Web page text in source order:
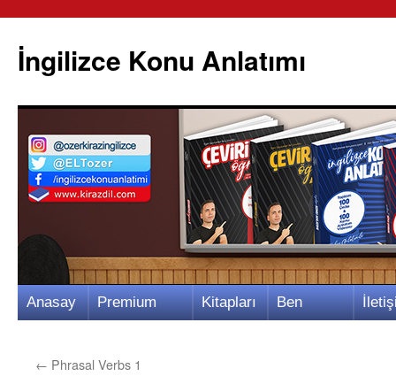
İngilizce Konu Anlatımı
İçeriğe
Anasay Premium Kitapları Ben
← Phrasal Verbs 1